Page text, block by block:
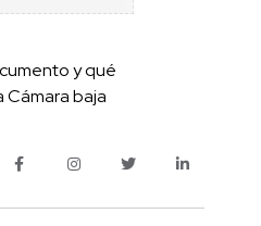
y qué
Cámara baja